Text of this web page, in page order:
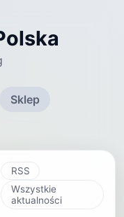
Sklep
RSS
Wszystkie
aktualności